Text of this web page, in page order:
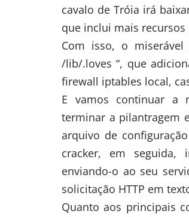
cavalo de Tróia irá
que inclui mais
Com isso, o
/lib/.loves “, que
firewall iptables local,
E vamos continuar a
terminar a pilantragem
arquivo de
cracker, em seguida,
enviando-o ao seu
solicitação HTTP em
Quanto aos principais